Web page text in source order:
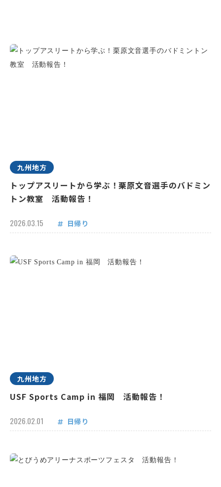
九州地方
トップアスリートから学ぶ！栗原文音選手のバドミン
トン教室 活動報告！
2026.03.15 日帰り
九州地方
USF Sports Camp in 福岡 活動報告！
2026.02.01 日帰り